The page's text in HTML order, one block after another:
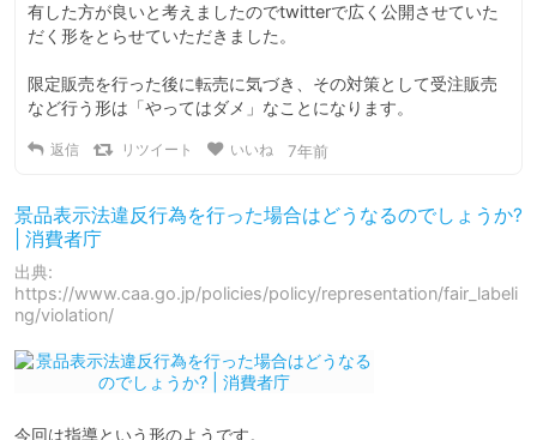
有した方が良いと考えましたのでtwitterで広く公開させていた
だく形をとらせていただきました。
限定販売を行った後に転売に気づき、その対策として受注販売
など行う形は「やってはダメ」なことになります。
返信 リツイート いいね 7年前
景品表示法違反行為を行った場合はどうなるのでしょうか?
| 消費者庁
出典:
https://www.caa.go.jp/policies/policy/representation/fair_labeli
ng/violation/
今回は指導という形のようです。